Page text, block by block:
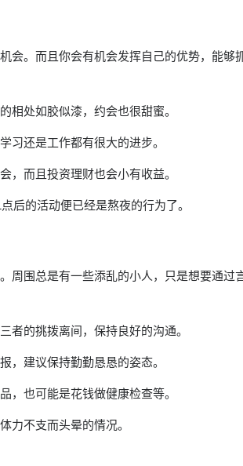
。而且你会有机会发挥自己的优势，能
相处如胶似漆，约会也很甜蜜。
习还是工作都有很大的进步。
，而且投资理财也会小有收益。
后的活动便已经是熬夜的行为了。
周围总是有一些添乱的小人，只是想要通
者的挑拨离间，保持良好的沟通。
，建议保持勤勤恳恳的姿态。
，也可能是花钱做健康检查等。
力不支而头晕的情况。